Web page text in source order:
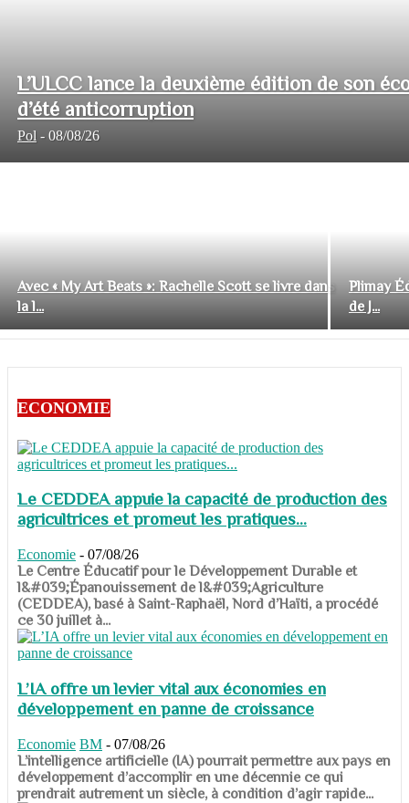
L’ULCC lance la deuxième édition de son
d’été anticorruption
Pol - 08/08/26
Avec « My Art Beats »: Rachelle Scott se livre dans
la l...
Plimay
de J...
ECONOMIE
Le CEDDEA appuie la capacité de production des
agricultrices et promeut les pratiques...
Economie - 07/08/26
​​​​​​​Le Centre Éducatif pour le Développement Durable et
l&#039;Épanouissement de l&#039;Agriculture
(CEDDEA), basé à Saint-Raphaël, Nord d’Haïti, a procédé
ce 30 juillet à...
L’IA offre un levier vital aux économies en
développement en panne de croissance
Economie BM - 07/08/26
​​​​​​​L’intelligence artificielle (IA) pourrait permettre aux pays en
développement d’accomplir en une décennie ce qui
prendrait autrement un siècle, à condition d’agir rapide...